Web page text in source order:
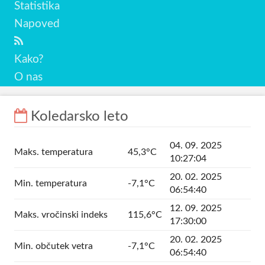
Statistika
Napoved
Kako?
O nas
Koledarsko leto
Maks. temperatura 45,3°C
04. 09. 2025
10:27:04
Min. temperatura -7,1°C
20. 02. 2025
06:54:40
Maks. vročinski indeks 115,6°C
12. 09. 2025
17:30:00
Min. občutek vetra -7,1°C
20. 02. 2025
06:54:40